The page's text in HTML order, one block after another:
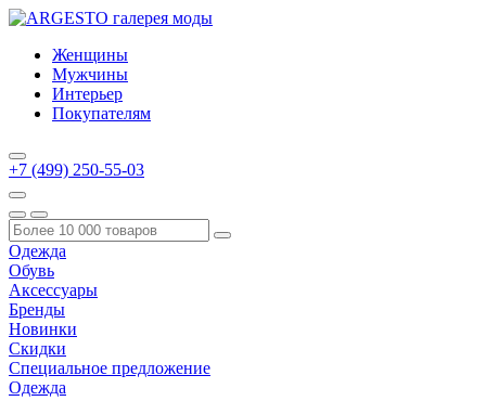
Женщины
Мужчины
Интерьер
Покупателям
+7 (499) 250-55-03
Одежда
Обувь
Аксессуары
Бренды
Новинки
Скидки
Специальное предложение
Одежда